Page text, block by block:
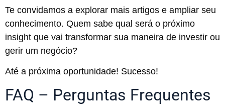
Te convidamos a explorar mais artigos e ampliar seu
conhecimento. Quem sabe qual será o próximo
insight que vai transformar sua maneira de investir ou
gerir um negócio?
Até a próxima oportunidade! Sucesso!
FAQ – Perguntas Frequentes